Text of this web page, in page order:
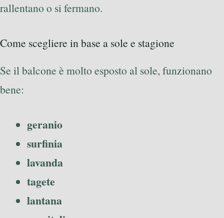
rallentano o si fermano.
Come scegliere in base a sole e stagione
Se il balcone è molto esposto al sole, funzionano
bene:
geranio
surfinia
lavanda
tagete
lantana